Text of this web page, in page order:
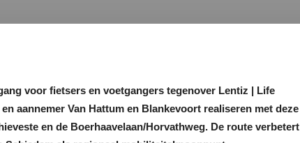
voor fietsers en voetgangers tegenover Lentiz | Life
en aannemer Van Hattum en Blankevoort realiseren met deze
en de Boerhaavelaan/Horvathweg. De route verbetert